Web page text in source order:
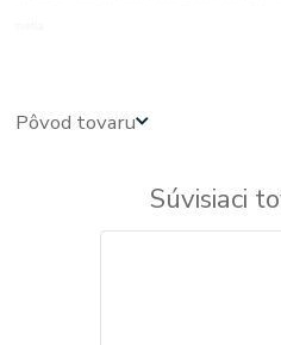
Pôvod tovaru
Súvisiaci